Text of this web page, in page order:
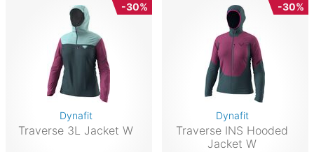
-30%
Dynafit
Traverse 3L Jacket W
-30%
Dynafit
Traverse INS Hooded
Jacket W